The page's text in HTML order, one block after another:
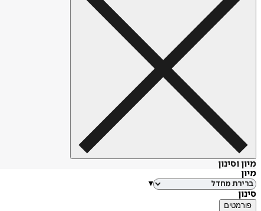
מיון וסינון
מיון
▾
סינון
פורמטים